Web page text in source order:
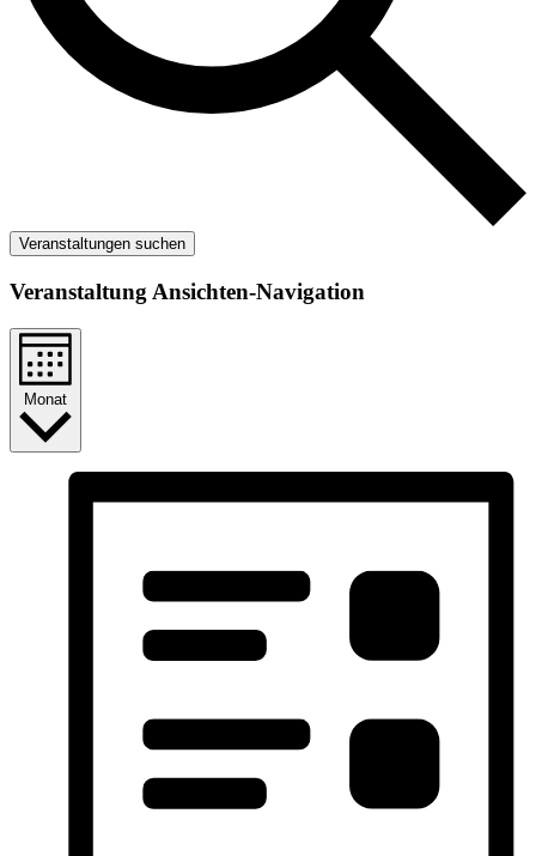
Veranstaltungen suchen
Veranstaltung Ansichten-Navigation
Monat